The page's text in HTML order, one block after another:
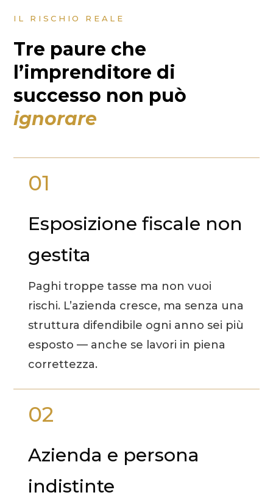
IL RISCHIO REALE
Tre paure che
l’imprenditore di
successo non può
ignorare
01
Esposizione fiscale non
gestita
Paghi troppe tasse ma non vuoi
rischi. L’azienda cresce, ma senza una
struttura difendibile ogni anno sei più
esposto — anche se lavori in piena
correttezza.
02
Azienda e persona
indistinte